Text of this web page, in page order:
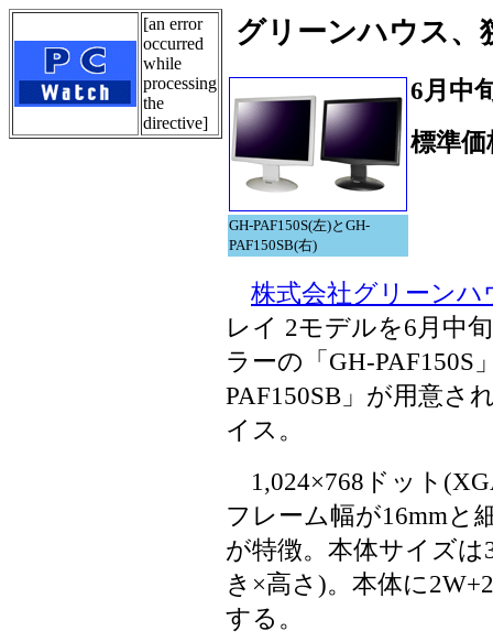
[an error
occurred
while
processing
the
directive]
グリーンハウス、
GH-PAF150S(左)とGH-
PAF150SB(右)
6月中
標準
株式会社グリーンハ
レイ 2モデルを6月中
ラーの「GH-
PAF150SB」が用意さ
イス。
1,024×768ドット
フレーム幅が16mmと
が特徴。本体サイズは
き×高さ)。本体に
する。